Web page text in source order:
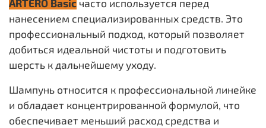
ARTERO Basic часто используется перед
нанесением специализированных средств. Это
профессиональный подход, который позволяет
добиться идеальной чистоты и подготовить
шерсть к дальнейшему уходу.
Шампунь относится к профессиональной линейке
и обладает концентрированной формулой, что
обеспечивает меньший расход средства и